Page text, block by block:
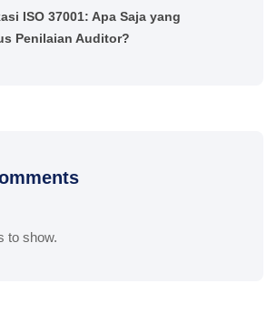
ISO 37001: Apa Saja yang
Penilaian Auditor?
to show.